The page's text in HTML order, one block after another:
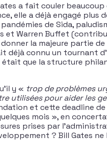
a fait couler beaucoup
elle a déjà engagé plus
de Sida,
et Warren Buffet
la majeure partie
déjà connu un tournant
était que la structure
y « trop de problèmes
utilisées pour aider les
et cette deadline
mois », en
prises par
? Bill Gates ne